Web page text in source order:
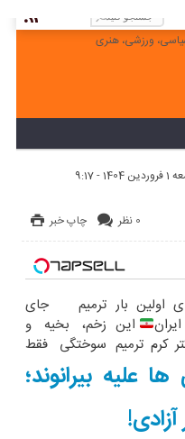
9:17
چاپ خبر 0 نظر
اولین بار
این
کرم ترمیم
کننده 23 روزه
ترمیم جای
زخم، بخیه و
سوختگی فقط
علیه بیرانوند؛